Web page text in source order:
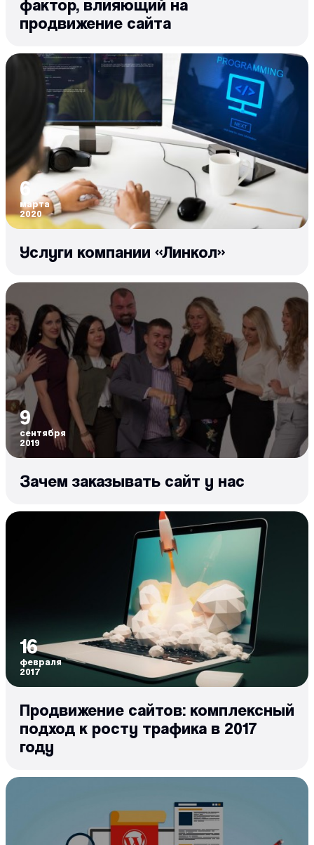
фактор, влияющий на
продвижение сайта
6
марта
2020
Услуги компании «Линкол»
9
сентября
2019
Зачем заказывать сайт у нас
16
февраля
2017
Продвижение сайтов: комплексный
подход к росту трафика в 2017
году